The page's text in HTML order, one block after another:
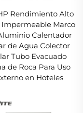
Rendimiento Alto
Impermeable Marco
Calentador
de Agua Colector
Tubo Evacuado
de Roca Para Uso
en Hoteles